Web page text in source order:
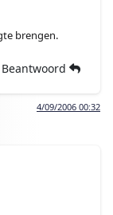
brengen.
Beantwoord
4/09/2006 00:32